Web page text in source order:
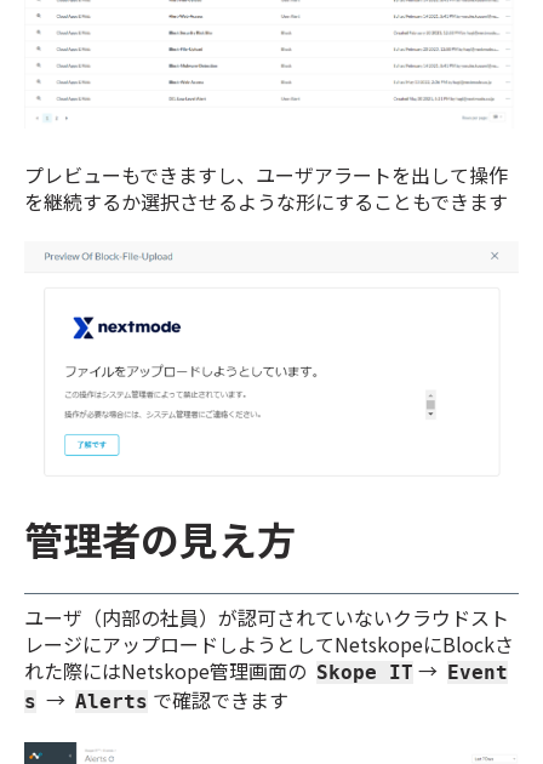
プレビューもできますし、ユーザアラートを出して操作
を継続するか選択させるような形にすることもできます
管理者の見え方
ユーザ（内部の社員）が認可されていないクラウドスト
レージにアップロードしようとしてNetskopeにBlockさ
れた際にはNetskope管理画面の Skope IT → Event
s → Alerts で確認できます